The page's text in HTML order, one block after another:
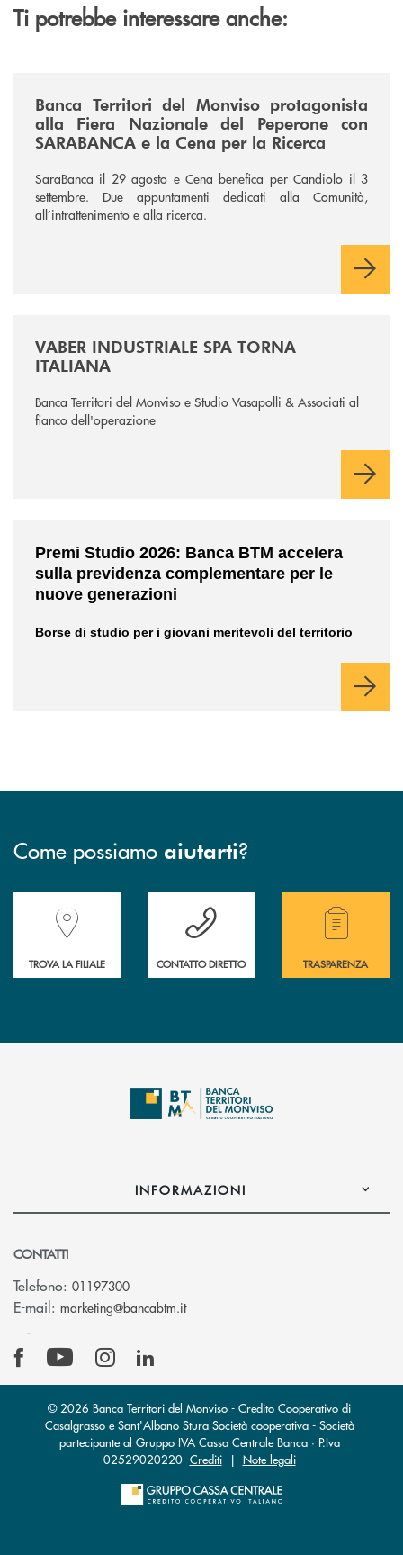
Ti potrebbe interessare anche:
Banca Territori del Monviso protagonista
alla Fiera Nazionale del Peperone con
SARABANCA e la Cena per la Ricerca
SaraBanca il 29 agosto e Cena benefica per Candiolo il 3
settembre. Due appuntamenti dedicati alla Comunità,
all’intrattenimento e alla ricerca.
VABER INDUSTRIALE SPA TORNA
ITALIANA
Banca Territori del Monviso e Studio Vasapolli & Associati al
fianco dell'operazione
Premi Studio 2026: Banca BTM accelera
sulla previdenza complementare per le
nuove generazioni
Borse di studio per i giovani meritevoli del territorio
Come possiamo aiutarti?
Accedi all' elenco completo delle filiali della Banca.
TROVA LA FILIALE
Hai bisogno di assistenza immediata?
CONTATTO DIRETTO
Hai bisogno di
TRASPARENZA
INFORMAZIONI
CONTATTI
Telefono: 01197300
E-mail: marketing@bancabtm.it(si apre l’app di posta elettronica)
© 2026 Banca Territori del Monviso - Credito Cooperativo di
Casalgrasso e Sant'Albano Stura Società cooperativa - Società
partecipante al Gruppo IVA Cassa Centrale Banca · P.Iva
02529020220 Crediti| Note legali